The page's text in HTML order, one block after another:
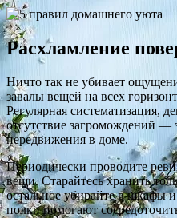
Расхламление
Ничто так не убивает
завалы вещей на всех
Регулярная систематизация,
отсутствие загромождений —
передвижения в доме.
Периодически проводите
вещи. Старайтесь хранить
остальное убирайте в шкафы
полки помогают